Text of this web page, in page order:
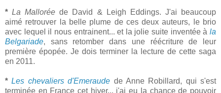
*La Mallorée de David & Leigh Eddings. J'ai beaucoup
aimé retrouver la belle plume de ces deux auteurs, le brio
avec lequel il nous entrainent... et la jolie suite inventée à la
Belgariade, sans retomber dans une réécriture de leur
première épopée. Je dois terminer la lecture de cette saga
en 2011.
*Les chevaliers d'Emeraude de Anne Robillard, qui s'est
terminée en France cet hiver... j'ai eu la chance de pouvoir